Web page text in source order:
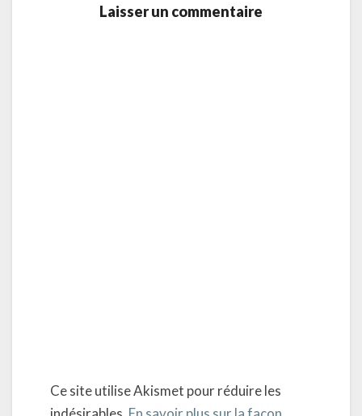
Laisser un commentaire
Ce site utilise Akismet pour réduire les